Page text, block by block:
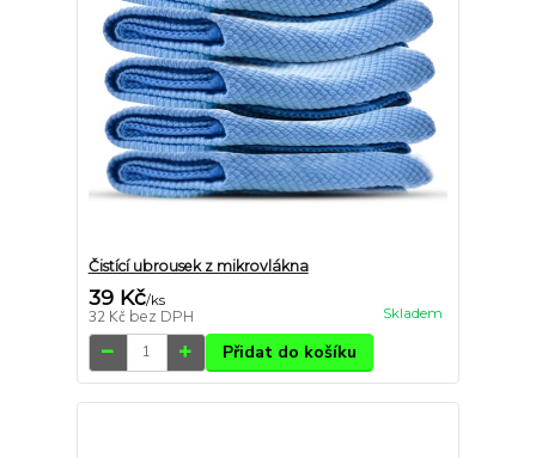
Čistící ubrousek z mikrovlákna
39 Kč/ks
32 Kč bez DPH Skladem
Přidat do košíku